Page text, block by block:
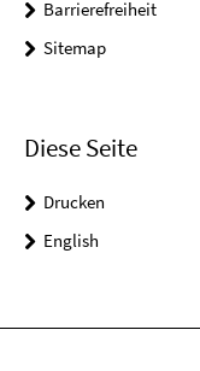
Barrierefreiheit
Sitemap
Diese Seite
Drucken
English